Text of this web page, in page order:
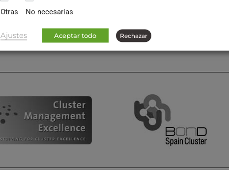
Otras No necesarias
Ajustes Aceptar todo Rechazar